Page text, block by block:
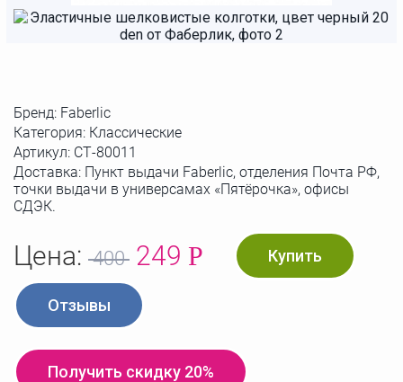
Бренд: Faberlic
Категория: Классические
Артикул: СТ-80011
Доставка: Пункт выдачи Faberlic, отделения Почта РФ,
точки выдачи в универсамах «Пятёрочка», офисы
СДЭК.
Цена: 400 249 Р Купить
Отзывы
Получить скидку 20%